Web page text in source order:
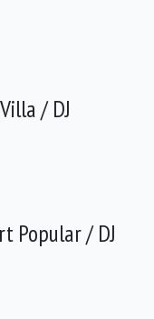
/ DJ
Popular / DJ